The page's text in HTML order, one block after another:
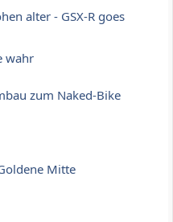
alter - GSX-R goes
wahr
zum Naked-Bike
Mitte